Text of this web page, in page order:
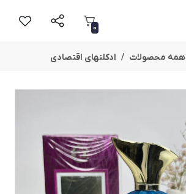
0
همه محصولات ادکلنهای اقتصادی